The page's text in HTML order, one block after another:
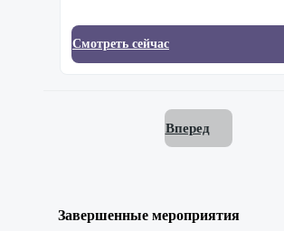
Смотреть сейчас
Вперед
Завершенные мероприятия